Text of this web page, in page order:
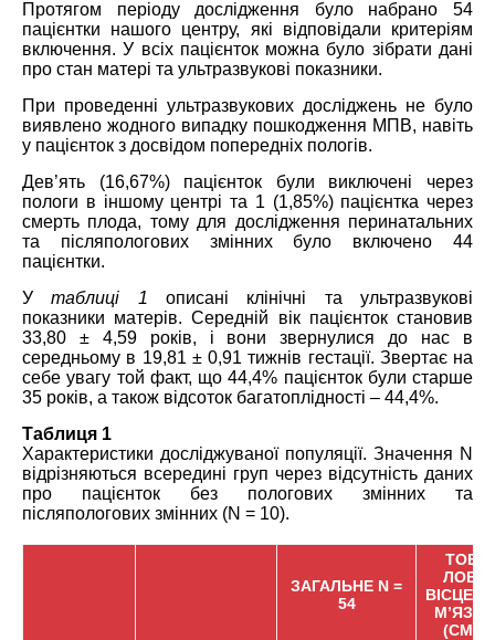
Протягом періоду дослідження було набрано 54
пацієнтки нашого центру, які відповідали критеріям
включення. У всіх пацієнток можна було зібрати дані
про стан матері та ультразвукові показники.
При проведенні ультразвукових досліджень не було
виявлено жодного випадку пошкодження МПВ, навіть
у пацієнток з досвідом попередніх пологів.
Дев’ять (16,67%) пацієнток були виключені через
пологи в іншому центрі та 1 (1,85%) пацієнтка через
смерть плода, тому для дослідження перинатальних
та післяпологових змінних було включено 44
пацієнтки.
Утаблиці 1 описані клінічні та ультразвукові
показники матерів. Середній вік пацієнток становив
33,80 ± 4,59 років, і вони звернулися до нас в
середньому в 19,81 ± 0,91 тижнів гестації. Звертає на
себе увагу той факт, що 44,4% пацієнток були старше
35 років, а також відсоток багатоплідності – 44,4%.
Таблиця 1
Характеристики досліджуваної популяції. Значення N
відрізняються всередині груп через відсутність даних
про пацієнток без пологових змінних та
післяпологових змінних (N = 10).
ЗАГАЛЬНЕ N =
54
М’ЯЗІВ
(CM)